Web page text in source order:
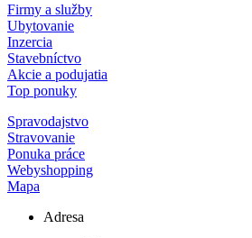
Firmy a služby
Ubytovanie
Inzercia
Stavebníctvo
Akcie a podujatia
Top ponuky
Spravodajstvo
Stravovanie
Ponuka práce
Webyshopping
Mapa
Adresa